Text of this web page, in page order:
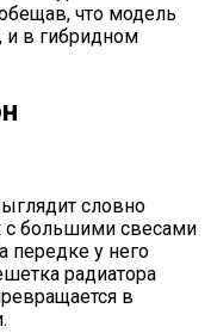
что модель
и в гибридном
словно
большими свесами
у него
радиатора
в